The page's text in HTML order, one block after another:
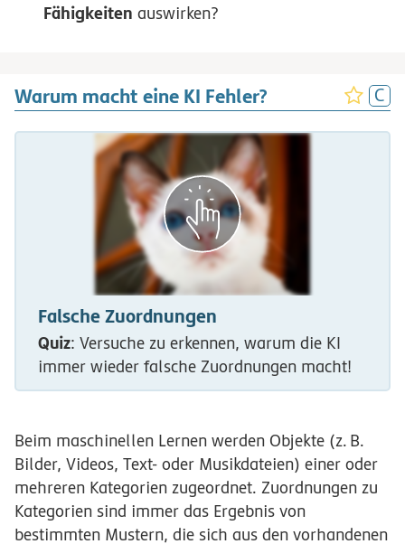
Fähigkeiten auswirken?
Warum macht eine KI Fehler?
Falsche Zuordnungen
Quiz: Versuche zu erkennen, warum die KI
immer wieder falsche Zuordnungen macht!
Beim maschinellen Lernen werden Objekte (z. B.
Bilder, Videos, Text- oder Musikdateien) einer oder
mehreren Kategorien zugeordnet. Zuordnungen zu
Kategorien sind immer das Ergebnis von
bestimmten Mustern, die sich aus den vorhandenen